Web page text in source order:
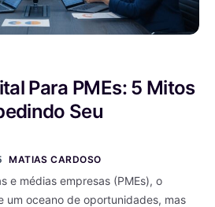
Para PMEs: 5 Mitos
Seu
MATIAS CARDOSO
e médias empresas (PMEs), o
um oceano de oportunidades, mas